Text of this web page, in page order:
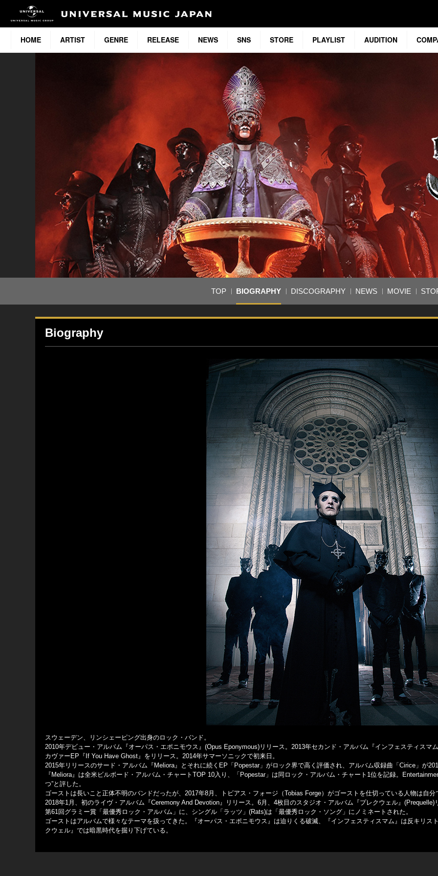
HOME ARTIST GENRE RELEASE NEWS SNS STORE PLAYLIST AUDITION
TOP BIOGRAPHY DISCOGRAPHY NEWS MOVIE
Biography
スウェーデン、リンシェーピング出身のロック・バンド。
2010年デビュー・アルバム『オーパス・エポニモウス』(Opus Eponymous)リリース。2013年セカンド・アルバム『インフェスティス
カヴァーEP『If You Have Ghost』をリリース。2014年サマーソニックで初来日。
2015年リリースのサード・アルバム『Meliora』とそれに続くEP「Popestar」がロック界で高く評価され、アルバム収録曲「Cirice」が
『Meliora』は全米ビルボード・アルバム・チャートTOP 10入り、「Popestar」は同ロック・アルバム・チャート1位を記録。
つ”と評した。
ゴーストは長いこと正体不明のバンドだったが、2017年8月、トビアス・フォージ（Tobias Forge）がゴーストを仕切っている人物は自
2018年1月、初のライヴ・アルバム『Ceremony And Devotion』リリース。6月、4枚目のスタジオ・アルバム『プレクウェル』
第61回グラミー賞「最優秀ロック・アルバム」に、シングル「ラッツ」(Rats)は「最優秀ロック・ソング」にノミネートされた。
ゴーストはアルバムで様々なテーマを扱ってきた。『オーパス・エポニモウス』は迫りくる破滅、『インフェスティスマム』は反キリ
クウェル』では暗黒時代を掘り下げている。